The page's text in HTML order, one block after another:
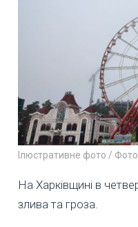
Ілюстративне фото /
На Харківщині в
злива та гроза.